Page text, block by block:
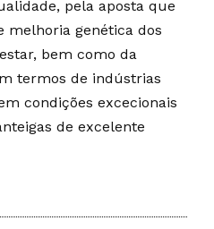
pela aposta que
genética dos
bem como da
termos de indústrias
condições excecionais
de excelente